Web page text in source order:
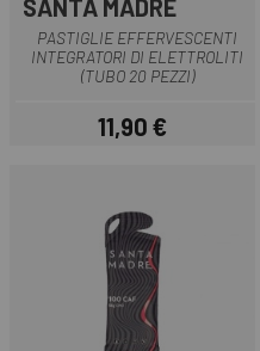
SANTA MADRE
PASTIGLIE EFFERVESCENTI
INTEGRATORI DI ELETTROLITI
(TUBO 20 PEZZI)
Prezzo
11,90 €